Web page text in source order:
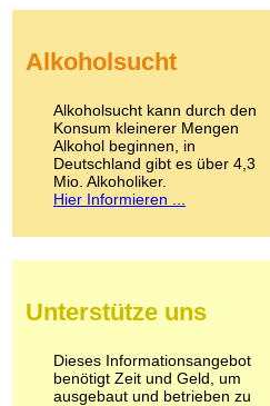
Kokain
LSD
Marihuana
Medikamente
Meskalin
Metamphetamin
Methadon
Pilze
Psychopharmaka
Schlafmittel
Schmerzmittel
Alkoholsucht
Alkoholsucht kann durch den
Konsum kleinerer Mengen
Alkohol beginnen, in
Deutschland gibt es über 4,3
Mio. Alkoholiker.
Hier Informieren ...
Unterstütze uns
Dieses Informationsangebot
benötigt Zeit und Geld, um
ausgebaut und betrieben zu